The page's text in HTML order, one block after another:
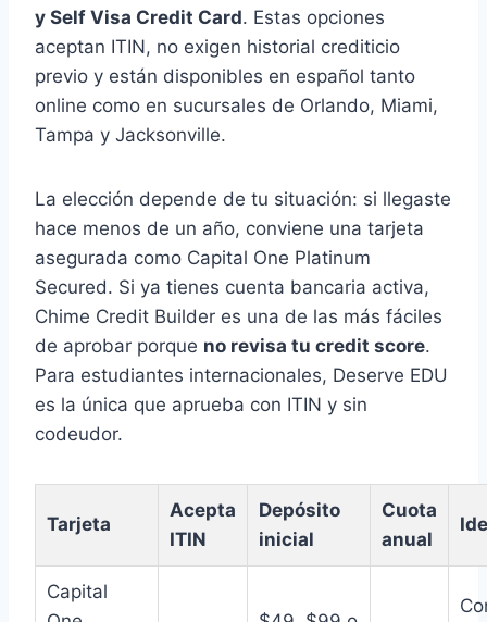
y Self Visa Credit Card. Estas opciones
aceptan ITIN, no exigen historial crediticio
previo y están disponibles en español tanto
online como en sucursales de Orlando, Miami,
Tampa y Jacksonville.
La elección depende de tu situación: si llegaste
hace menos de un año, conviene una tarjeta
asegurada como Capital One Platinum
Secured. Si ya tienes cuenta bancaria activa,
Chime Credit Builder es una de las más fáciles
de aprobar porque no revisa tu credit score.
Para estudiantes internacionales, Deserve EDU
es la única que aprueba con ITIN y sin
codeudor.
Tarjeta
Acepta
ITIN
Depósito
inicial
Cuota
anual
Capital